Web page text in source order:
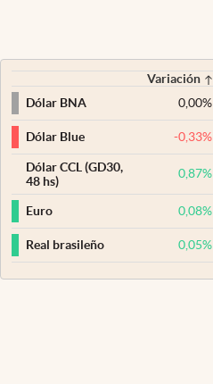
Variación
Dólar BNA
0,00%
Dólar Blue -0,33%
Dólar CCL (GD30,
48 hs)
0,87%
Euro 0,08%
Real brasileño 0,05%